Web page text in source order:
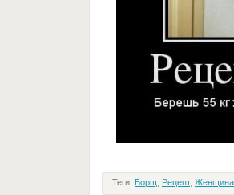
Теги: Борщ Рецепт, Женщина